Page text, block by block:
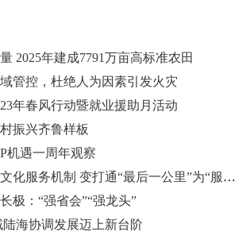
2025年建成7791万亩高标准农田
管控，杜绝人为因素引发火灾
年春风行动暨就业援助月活动
振兴齐鲁样板
机遇一周年观察
山东安丘创新公共文化服务机制 变打通“最后一公里”为“服务零距离”
极：“强省会”“强龙头”
海协调发展迈上新台阶